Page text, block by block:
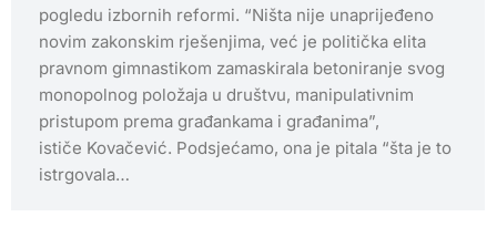
pogledu izbornih reformi. “Ništa nije unaprijeđeno
novim zakonskim rješenjima, već je politička elita
pravnom gimnastikom zamaskirala betoniranje svog
monopolnog položaja u društvu, manipulativnim
pristupom prema građankama i građanima”,
ističe Kovačević. Podsjećamo, ona je pitala “šta je to
istrgovala…